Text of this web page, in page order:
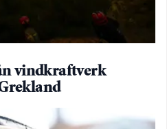
vindkraftverk